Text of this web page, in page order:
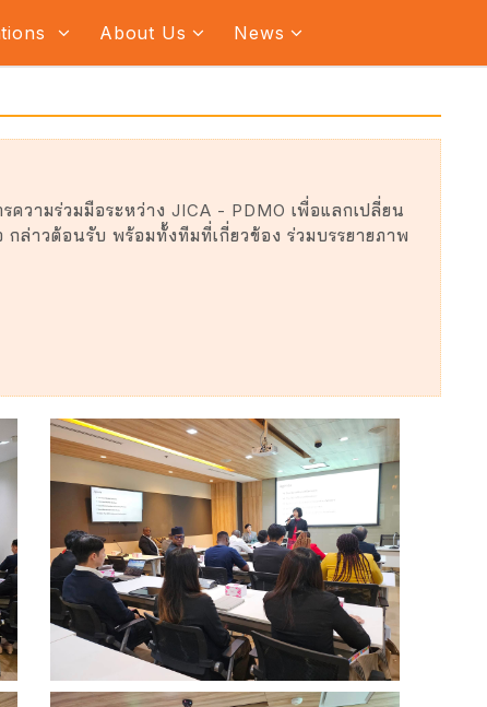
About Us News
วามร่วมมือระหว่าง JICA - PDMO เพื่อแลกเปลี่ยน
ล่าวต้อนรับ พร้อมทั้งทีมที่เกี่ยวข้อง ร่วมบรรยายภาพ